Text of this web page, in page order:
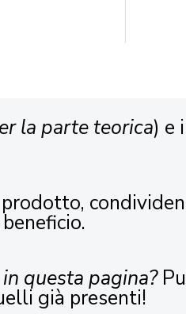
la parte teorica) e
questa pagina?
già presenti!